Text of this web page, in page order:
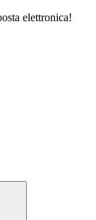
elettronica!